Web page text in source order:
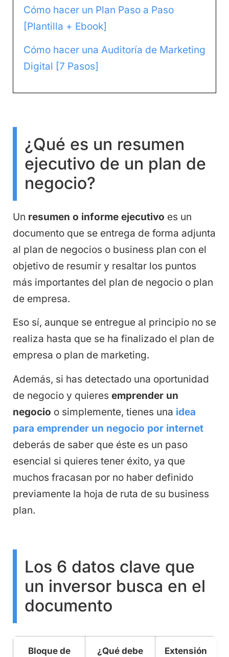
Cómo hacer un Plan Paso a Paso
[Plantilla + Ebook]
Cómo hacer una Auditoría de Marketing
Digital [7 Pasos]
¿Qué es un resumen
ejecutivo de un plan de
negocio?
Un resumen o informe ejecutivo es un
documento que se entrega de forma adjunta
al plan de negocios o business plan con el
objetivo de resumir y resaltar los puntos
más importantes del plan de negocio o plan
de empresa.
Eso sí, aunque se entregue al principio no se
realiza hasta que se ha finalizado el plan de
empresa o plan de marketing.
Además, si has detectado una oportunidad
de negocio y quieres emprender un
negocio o simplemente, tienes una idea
para emprender un negocio por internet
deberás de saber que éste es un paso
esencial si quieres tener éxito, ya que
muchos fracasan por no haber definido
previamente la hoja de ruta de su business
plan.
Los 6 datos clave que
un inversor busca en el
documento
Bloque de
¿Qué debe
Extensión